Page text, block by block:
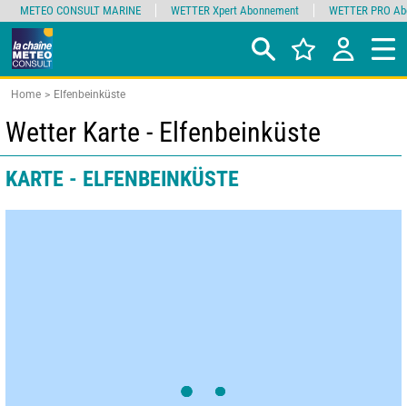
Home Elfenbeinküste
Wetter Karte - Elfenbeinküste
KARTE - ELFENBEINKÜSTE
METEO CONSULT MARINE WETTER Xpert Abonnement WETTER PRO